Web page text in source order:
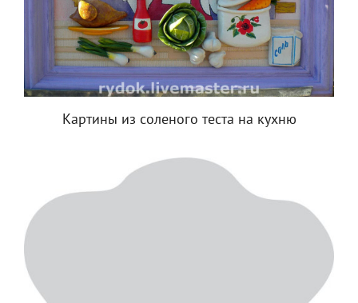
Картины из соленого теста на кухню